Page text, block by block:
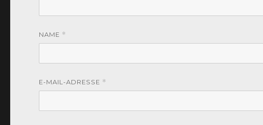
NAME *
E-MAIL-ADRESSE *